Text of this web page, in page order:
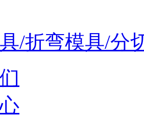
/折弯模具/分